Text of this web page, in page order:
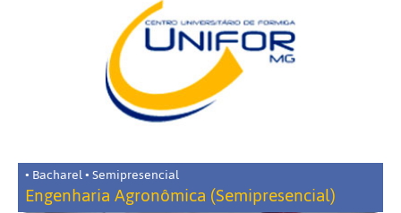
• Bacharel • Semipresencial
Engenharia Agronômica (Semipresencial)